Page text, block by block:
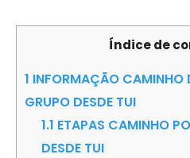
Índice de
1 INFORMAÇÃO CAMINHO
GRUPO DESDE TUI
1.1 ETAPAS CAMINHO
DESDE TUI